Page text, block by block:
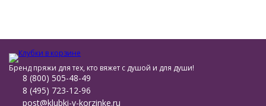
Бренд пряжи для тех, кто вяжет с душой и для души!
8 (800) 505-48-49
8 (495) 723-12-96
post@klubki-v-korzinke.ru